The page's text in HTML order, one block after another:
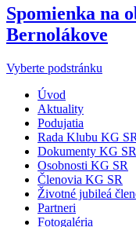
Spomienka na
Bernolákove
Vyberte podstránku
Úvod
Aktuality
Podujatia
Rada Klubu KG SR
Dokumenty KG SR
Osobnosti KG SR
Členovia KG SR
Životné jubileá
Partneri
Fotogaléria